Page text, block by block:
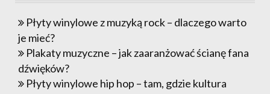
Płyty winylowe z muzyką rock – dlaczego warto
je mieć?
Plakaty muzyczne – jak zaaranżować ścianę fana
dźwięków?
Płyty winylowe hip hop – tam, gdzie kultura